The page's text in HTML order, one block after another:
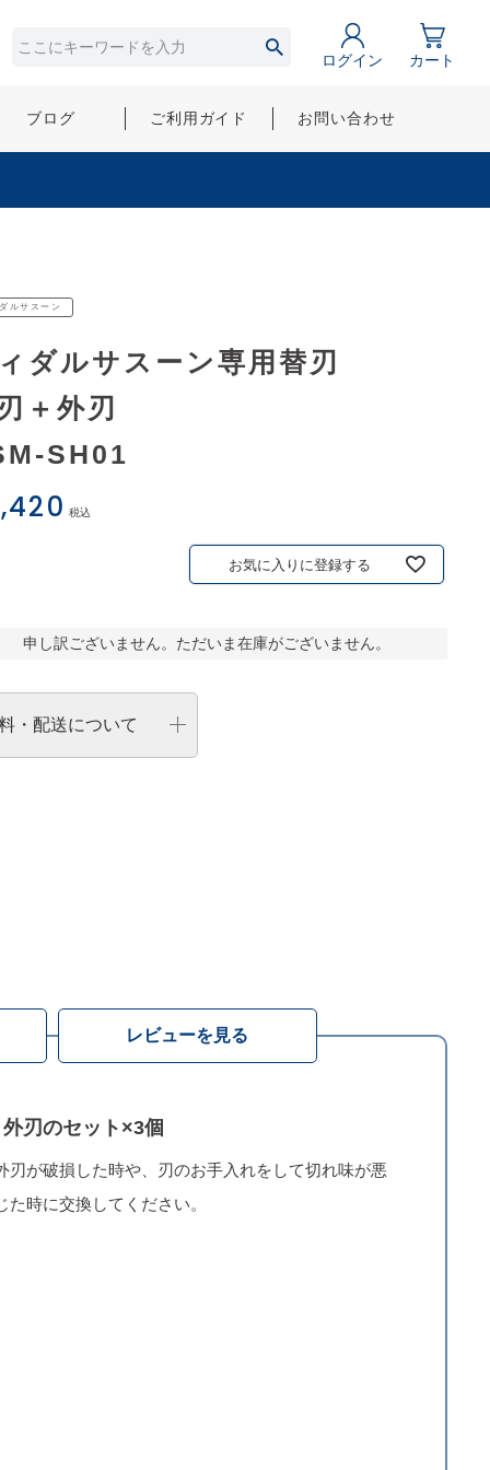
ログイン カート
ブログ ご利用ガイド お問い合わせ
ルサスーン
ダルサスーン専用替刃
＋外刃
SH01
税込
お気に入りに登録する
申し訳ございません。ただいま在庫がございません。
・配送について
刃のセット×3個
刃が破損した時や、刃のお手入れをして切れ味が悪
た時に交換してください。
レビューを見る